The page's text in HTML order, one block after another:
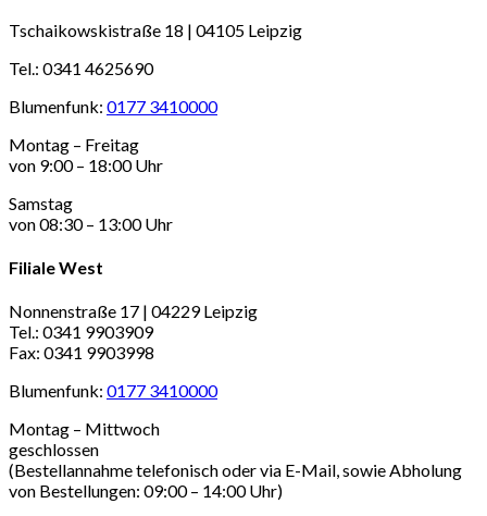
Tschaikowskistraße 18 | 04105 Leipzig
Tel.: 0341 4625690
Blumenfunk: 0177 3410000
Montag – Freitag
von 9:00 – 18:00 Uhr
Samstag
von 08:30 – 13:00 Uhr
Filiale West
Nonnenstraße 17 | 04229 Leipzig
Tel.: 0341 9903909
Fax: 0341 9903998
Blumenfunk: 0177 3410000
Montag – Mittwoch
geschlossen
(Bestellannahme telefonisch oder via E-Mail, sowie Abholung
von Bestellungen: 09:00 – 14:00 Uhr)